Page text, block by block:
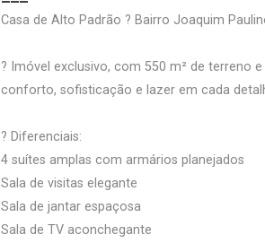
Casa de Alto Padrão ? Bairro Joaquim
? Imóvel exclusivo, com 550 m² de terreno
conforto, sofisticação e lazer em cada
? Diferenciais:
4 suítes amplas com armários planejados
Sala de visitas elegante
Sala de jantar espaçosa
Sala de TV aconchegante